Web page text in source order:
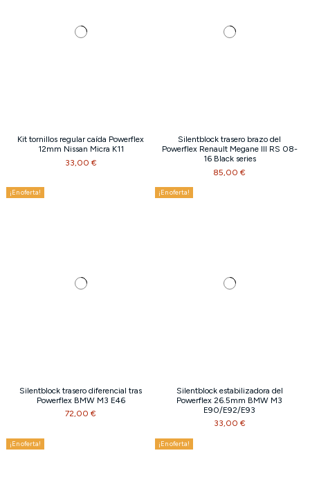
Kit tornillos regular caída Powerflex
12mm Nissan Micra K11
33,00 €
Silentblock trasero brazo del
Powerflex Renault Megane III RS 08-
16 Black series
85,00 €
¡En oferta!
Silentblock trasero diferencial tras
Powerflex BMW M3 E46
72,00 €
¡En oferta!
Silentblock estabilizadora del
Powerflex 26.5mm BMW M3
E90/E92/E93
33,00 €
¡En oferta! ¡En oferta!